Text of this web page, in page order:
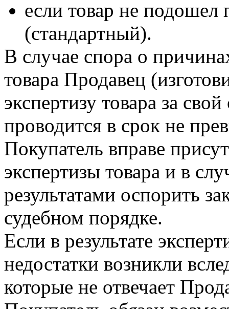
если товар не подошел
(стандартный).
В случае спора о
товара Продавец
экспертизу товара за
проводится в срок не
Покупатель вправе
экспертизы товара и в
результатами оспорить
судебном порядке.
Если в результате
недостатки возникли
которые не отвечает